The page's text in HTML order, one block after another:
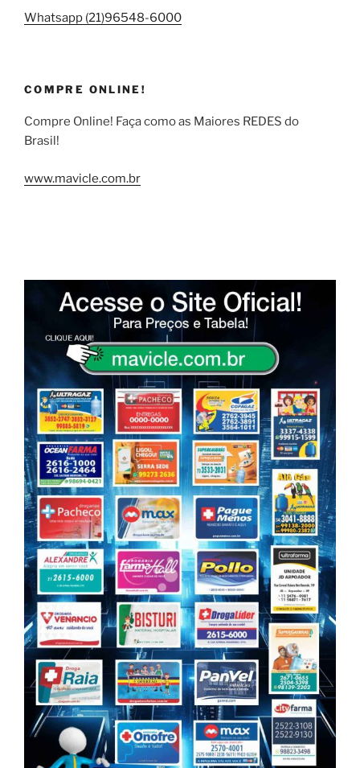
Whatsapp (21)96548-6000
COMPRE ONLINE!
Compre Online! Faça como as Maiores REDES do
Brasil!
www.mavicle.com.br